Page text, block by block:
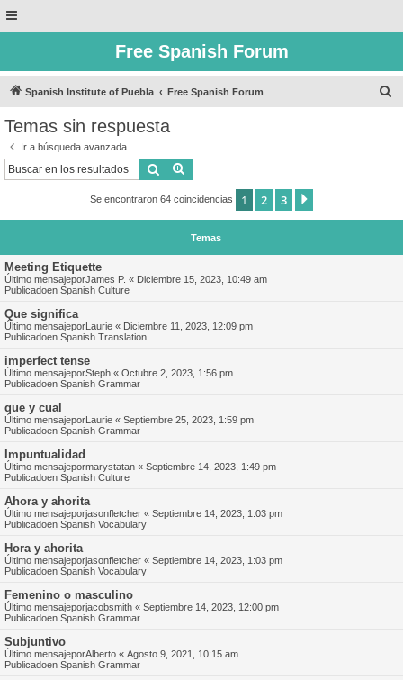
Free Spanish Forum
Spanish Institute of Puebla Free Spanish Forum
Temas sin respuesta
Ir a búsqueda avanzada
Buscar
Se encontraron 64 coincidencias 1 2 3
Temas
Meeting Etiquette
Último mensajeporJames P. « Diciembre 15, 2023, 10:49 am
Publicadoen Spanish Culture
Que significa
Último mensajeporLaurie « Diciembre 11, 2023, 12:09 pm
Publicadoen Spanish Translation
imperfect tense
Último mensajeporSteph « Octubre 2, 2023, 1:56 pm
Publicadoen Spanish Grammar
que y cual
Último mensajeporLaurie « Septiembre 25, 2023, 1:59 pm
Publicadoen Spanish Grammar
Impuntualidad
Último mensajepormarystatan « Septiembre 14, 2023, 1:49 pm
Publicadoen Spanish Culture
Ahora y ahorita
Último mensajeporjasonfletcher « Septiembre 14, 2023, 1:03 pm
Publicadoen Spanish Vocabulary
Hora y ahorita
Último mensajeporjasonfletcher « Septiembre 14, 2023, 1:03 pm
Publicadoen Spanish Vocabulary
Femenino o masculino
Último mensajeporjacobsmith « Septiembre 14, 2023, 12:00 pm
Publicadoen Spanish Grammar
Subjuntivo
Último mensajeporAlberto « Agosto 9, 2021, 10:15 am
Publicadoen Spanish Grammar